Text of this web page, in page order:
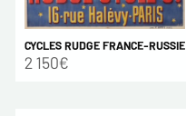
CYCLES RUDGE FRANCE-RUSSIE
2 150€